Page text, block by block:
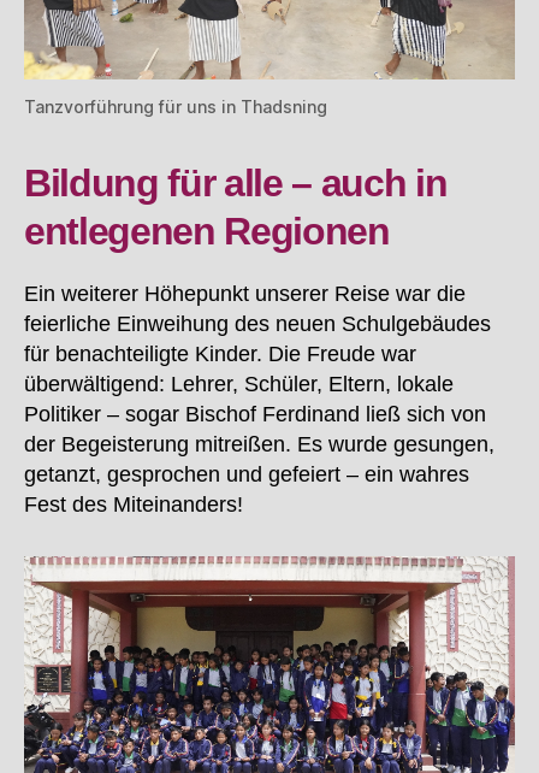
Tanzvorführung für uns in Thadsning
Bildung für alle – auch in
entlegenen Regionen
Ein weiterer Höhepunkt unserer Reise war die
feierliche Einweihung des neuen Schulgebäudes
für benachteiligte Kinder. Die Freude war
überwältigend: Lehrer, Schüler, Eltern, lokale
Politiker – sogar Bischof Ferdinand ließ sich von
der Begeisterung mitreißen. Es wurde gesungen,
getanzt, gesprochen und gefeiert – ein wahres
Fest des Miteinanders!